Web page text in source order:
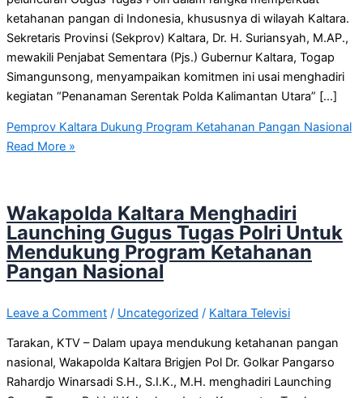
ketahanan pangan di Indonesia, khususnya di wilayah Kaltara.
Sekretaris Provinsi (Sekprov) Kaltara, Dr. H. Suriansyah, M.AP.,
mewakili Penjabat Sementara (Pjs.) Gubernur Kaltara, Togap
Simangunsong, menyampaikan komitmen ini usai menghadiri
kegiatan “Penanaman Serentak Polda Kalimantan Utara” […]
Pemprov Kaltara Dukung Program Ketahanan Pangan Nasional
Read More »
Wakapolda Kaltara Menghadiri
Launching Gugus Tugas Polri Untuk
Mendukung Program Ketahanan
Pangan Nasional
Leave a Comment / Uncategorized / Kaltara Televisi
Tarakan, KTV – Dalam upaya mendukung ketahanan pangan
nasional, Wakapolda Kaltara Brigjen Pol Dr. Golkar Pangarso
Rahardjo Winarsadi S.H., S.I.K., M.H. menghadiri Launching